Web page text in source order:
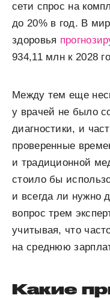
сети спрос на
до 20% в год. В
здоровья
934,11 млн к 2028
Между тем еще
у врачей не было
диагностики, и
проверенные
и традиционной
стоило бы
и всегда ли нужно
вопрос трем
учитывая, что
на среднюю
Какие